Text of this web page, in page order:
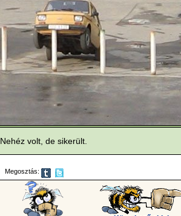
Nehéz volt, de sikerült.
Megosztás: